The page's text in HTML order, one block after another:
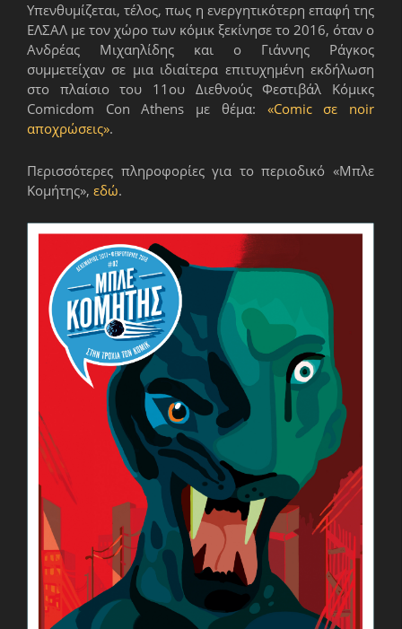
Υπενθυμίζεται, τέλος, πως η ενεργητικότερη επαφή της
ΕΛΣΑΛ με τον χώρο των κόμικ ξεκίνησε το 2016, όταν ο
Ανδρέας Μιχαηλίδης και ο Γιάννης Ράγκος
συμμετείχαν σε μια ιδιαίτερα επιτυχημένη εκδήλωση
στο πλαίσιο του 11ου Διεθνούς Φεστιβάλ Κόμικς
Comicdom Con Athens με θέμα: «Comic σε noir
αποχρώσεις».
Περισσότερες πληροφορίες για το περιοδικό «Μπλε
Κομήτης», εδώ.